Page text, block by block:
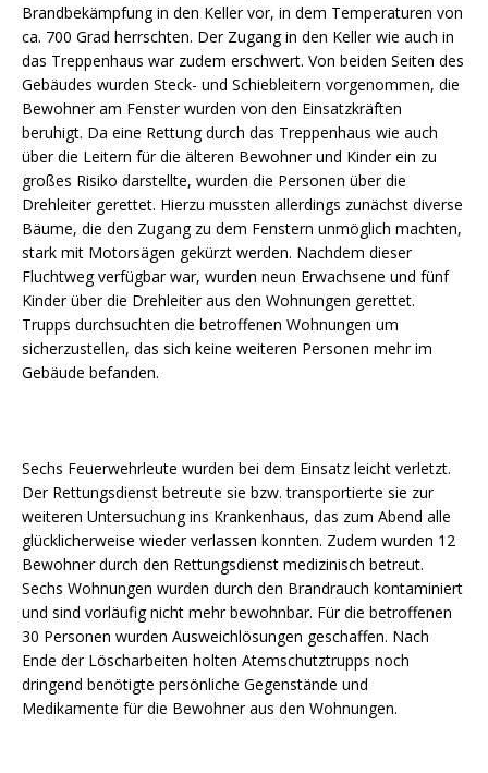
Brandbekämpfung in den Keller vor, in dem Temperaturen von
ca. 700 Grad herrschten. Der Zugang in den Keller wie auch in
das Treppenhaus war zudem erschwert. Von beiden Seiten des
Gebäudes wurden Steck- und Schiebleitern vorgenommen, die
Bewohner am Fenster wurden von den Einsatzkräften
beruhigt. Da eine Rettung durch das Treppenhaus wie auch
über die Leitern für die älteren Bewohner und Kinder ein zu
großes Risiko darstellte, wurden die Personen über die
Drehleiter gerettet. Hierzu mussten allerdings zunächst diverse
Bäume, die den Zugang zu dem Fenstern unmöglich machten,
stark mit Motorsägen gekürzt werden. Nachdem dieser
Fluchtweg verfügbar war, wurden neun Erwachsene und fünf
Kinder über die Drehleiter aus den Wohnungen gerettet.
Trupps durchsuchten die betroffenen Wohnungen um
sicherzustellen, das sich keine weiteren Personen mehr im
Gebäude befanden.
Sechs Feuerwehrleute wurden bei dem Einsatz leicht verletzt.
Der Rettungsdienst betreute sie bzw. transportierte sie zur
weiteren Untersuchung ins Krankenhaus, das zum Abend alle
glücklicherweise wieder verlassen konnten. Zudem wurden 12
Bewohner durch den Rettungsdienst medizinisch betreut.
Sechs Wohnungen wurden durch den Brandrauch kontaminiert
und sind vorläufig nicht mehr bewohnbar. Für die betroffenen
30 Personen wurden Ausweichlösungen geschaffen. Nach
Ende der Löscharbeiten holten Atemschutztrupps noch
dringend benötigte persönliche Gegenstände und
Medikamente für die Bewohner aus den Wohnungen.